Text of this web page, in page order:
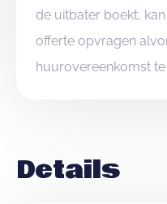
de uitbater boekt,
offerte opvragen
huurovereenkomst te
Details